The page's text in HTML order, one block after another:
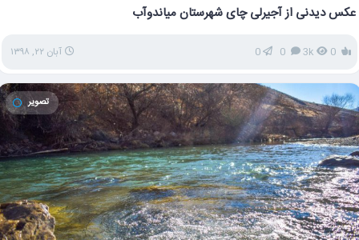
عکس دیدنی از آجیرلی چای شهرستان میاندوآب
3k
0 آبان ۲۲, ۱۳۹۸
تصویر